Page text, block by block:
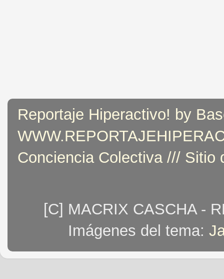
Reportaje Hiperactivo! by
Conciencia Colectiva /// Sitio
[C] MACRIX CASCHA -
Imágenes del tema: